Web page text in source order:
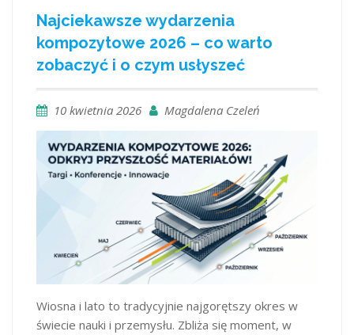
Najciekawsze wydarzenia
kompozytowe 2026 – co warto
zobaczyć i o czym usłyszeć
10 kwietnia 2026 Magdalena Czeleń
Wiosna i lato to tradycyjnie najgorętszy okres w
świecie nauki i przemysłu. Zbliża się moment, w